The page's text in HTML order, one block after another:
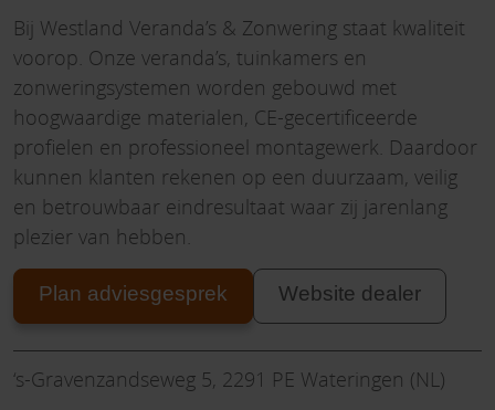
Bij Westland Veranda’s & Zonwering staat kwaliteit
voorop. Onze veranda’s, tuinkamers en
zonweringsystemen worden gebouwd met
hoogwaardige materialen, CE-gecertificeerde
profielen en professioneel montagewerk. Daardoor
kunnen klanten rekenen op een duurzaam, veilig
en betrouwbaar eindresultaat waar zij jarenlang
plezier van hebben.
Plan adviesgesprek Website dealer
‘s-Gravenzandseweg 5, 2291 PE Wateringen (NL)